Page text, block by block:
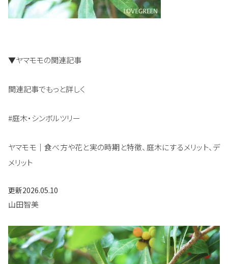
▼ヤマモモの関連記事
関連記事でもっと詳しく
#庭木・シンボルツリー
ヤマモモ｜食べ方や花と実の時期と特徴、庭木にするメリット、デ
メリット
更新2026.05.10
山田智美